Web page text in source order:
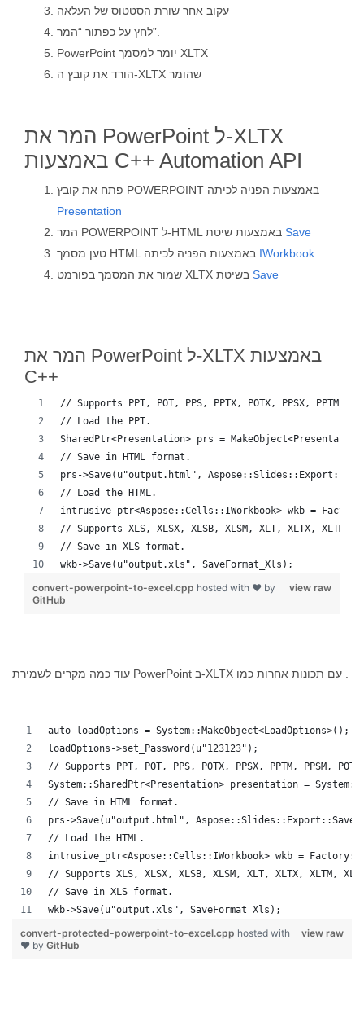
עקוב אחר שורת הסטטוס של העלאה
לחץ על כפתור “המר”.
PowerPoint יומר למסמך XLTX
הורד את קובץ ה-XLTX שהומר
המר את PowerPoint ל-XLTX
באמצעות C++ Automation API
פתח את קובץ POWERPOINT באמצעות הפניה לכיתה
Presentation
Save
IWorkbook
Save
המר את PowerPoint ל-XLTX באמצעות
C++
// Supports PPT, POT, PPS, PPTX, POTX, PPSX, PPTM,
// Load the PPT.
SharedPtr<Presentation> prs =
// Save in HTML format.
prs->Save(u"output.html",
// Load the HTML.
intrusive_ptr<Aspose::Cells::IWorkbook> wkb =
// Supports XLS, XLSX, XLSB, XLSM, XLT, XLTX, XLTM,
// Save in XLS format.
wkb->Save(u"output.xls", SaveFormat_Xls);
view raw
convert-powerpoint-to-excel.cpp hosted with ❤ by
GitHub
auto loadOptions = System::MakeObject<LoadOptions>();
loadOptions->set_Password(u"123123");
// Supports PPT, POT, PPS, POTX, PPSX, PPTM, PPSM,
System::SharedPtr<Presentation> presentation =
// Save in HTML format.
prs->Save(u"output.html",
// Load the HTML.
intrusive_ptr<Aspose::Cells::IWorkbook> wkb =
// Supports XLS, XLSX, XLSB, XLSM, XLT, XLTX, XLTM,
// Save in XLS format.
wkb->Save(u"output.xls", SaveFormat_Xls);
view raw
convert-protected-powerpoint-to-excel.cpp hosted with
❤ by GitHub